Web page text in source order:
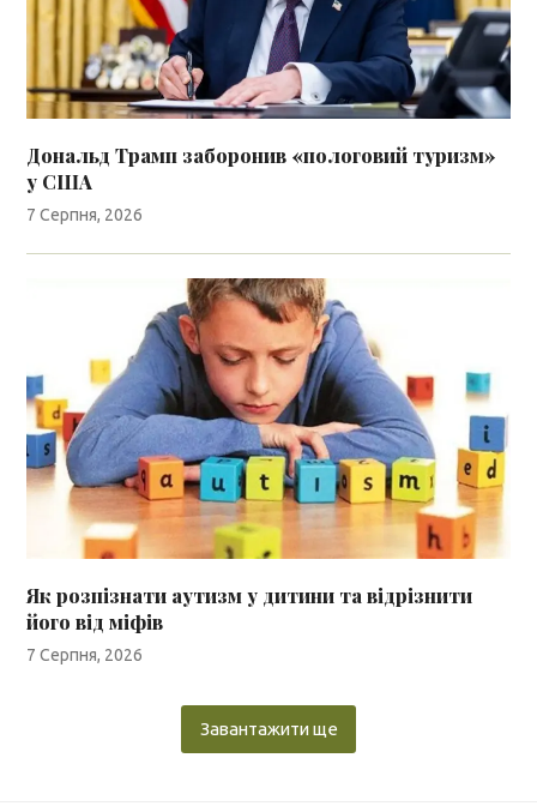
Дональд Трамп заборонив «пологовий туризм»
у США
7 Серпня, 2026
Як розпізнати аутизм у дитини та відрізнити
його від міфів
7 Серпня, 2026
Завантажити ще